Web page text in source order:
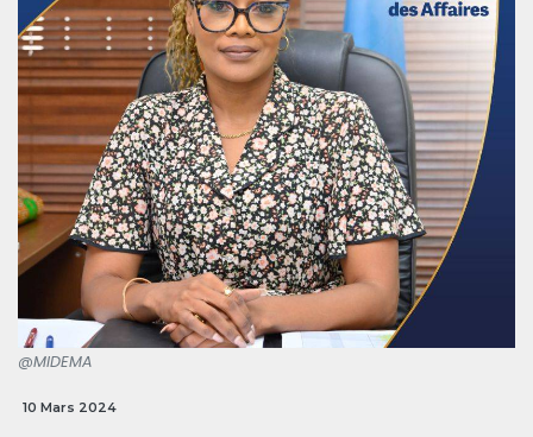
@MIDEMA
10 Mars 2024